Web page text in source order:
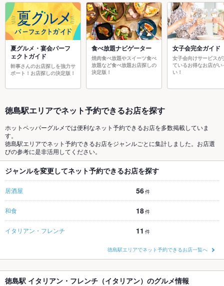
夏グルメ・宴会パーフ
ェクトガイド
幹事さんのお店探しを強力サ
ポート！お店探しの決定版！
食べ放題ナビゲーター
焼肉食べ放題やスイーツ食べ
放題など食べ放題お店探しの
決定版！
女子会完全ガイド
女子会向けサービスが
ているお得なお店がい
い！
徳島駅エリアでネット予約できるお店を探す
ホットペッパーグルメでは便利なネット予約できるお店を多数掲載していま
す。
徳島駅エリアでネット予約できるお店をジャンルごとに集計しました。お店選
びの参考に是非活用してください。
ジャンルを変更してネット予約できるお店を探す
居酒屋 56件
和食 18件
イタリアン・フレンチ 11 件
徳島駅エリアでネット予約できるお店一覧へ
徳島駅 イタリアン・フレンチ（イタリアン）のグルメ情報